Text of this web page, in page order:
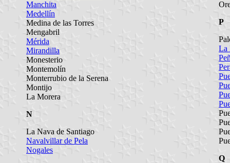
Manchita
Medellín
Medina de las Torres
Mengabril
Mérida
Mirandilla
Monesterio
Montemolín
Monterrubio de la Serena
Montijo
La Morera
N
La Nava de Santiago
Navalvillar de Pela
Nogales
P
La
Q